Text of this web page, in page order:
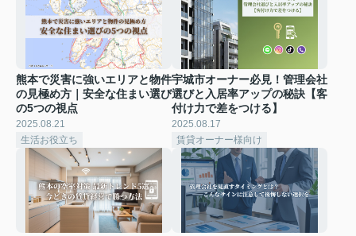
熊本で災害に強いエリアと物件
の見極め方｜安全な住まい選び
の5つの視点
2025.08.21
生活お役立ち
宇城市オーナー必見！管理会社
選びと入居率アップの秘訣【客
付け力で差をつける】
2025.08.17
賃貸オーナー様向け